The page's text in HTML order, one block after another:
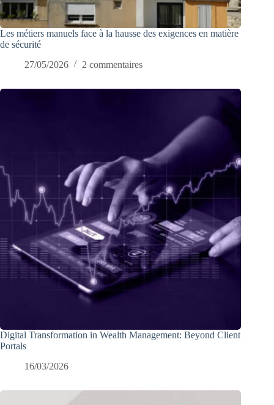
Les métiers manuels face à la hausse des exigences en matière
de sécurité
27/05/2026
2 commentaires
Digital Transformation in Wealth Management: Beyond Client
Portals
16/03/2026